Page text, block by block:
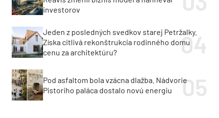
investorov
Jeden z posledných svedkov starej Petržalky.
Získa citlivá rekonštrukcia rodinného domu
cenu za architektúru?
Pod asfaltom bola vzácna dlažba. Nádvorie
Pistoriho paláca dostalo novú energiu